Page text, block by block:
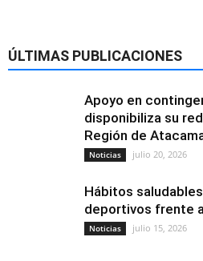
ÚLTIMAS PUBLICACIONES
Apoyo en
disponibiliza su
Región de
Noticias julio 20, 2026
Hábitos
deportivos frente
Noticias julio 15, 2026